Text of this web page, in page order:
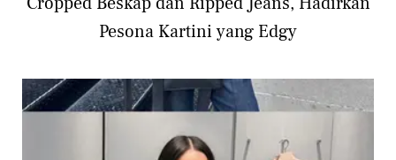
Pesona Kartini yang Edgy